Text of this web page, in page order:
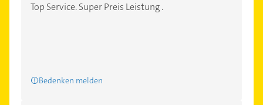
Top Service. Super Preis Leistung .
Bedenken melden